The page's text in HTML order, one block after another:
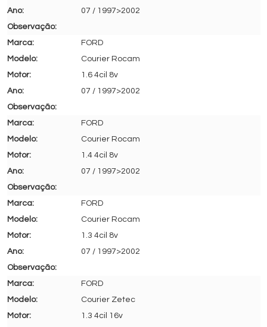
07 / 1997>2002
FORD
Courier Rocam
1.6 4cil 8v
07 / 1997>2002
FORD
Courier Rocam
1.4 4cil 8v
07 / 1997>2002
FORD
Courier Rocam
1.3 4cil 8v
07 / 1997>2002
FORD
Courier Zetec
1.3 4cil 16v